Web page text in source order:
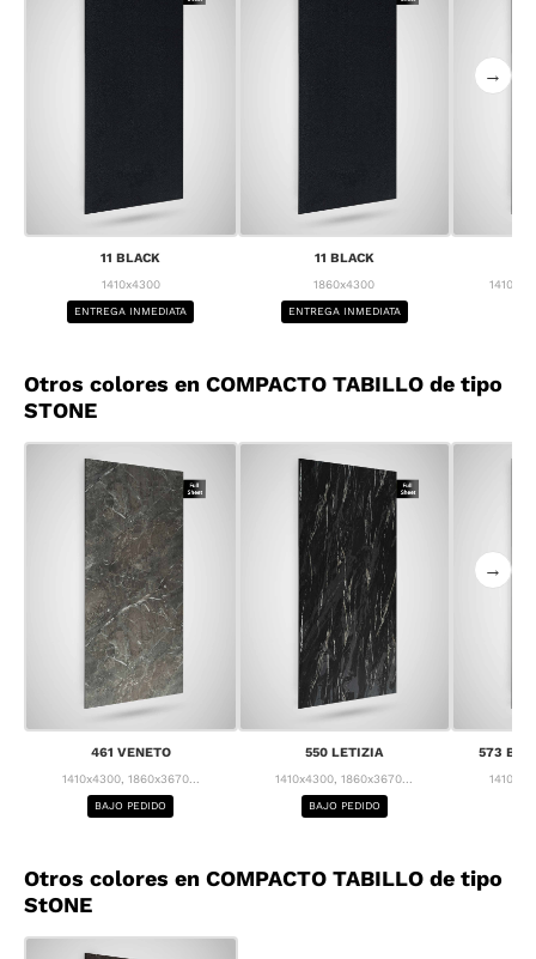
11 BLACK
1410x4300
ENTREGA INMEDIATA
11 BLACK
1860x4300
ENTREGA INMEDIATA
→
Otros colores en COMPACTO TABILLO de tipo
STONE
461 VENETO
1410x4300, 1860x3670...
BAJO PEDIDO
550 LETIZIA
1410x4300, 1860x3670...
BAJO PEDIDO
573
→
Otros colores en COMPACTO TABILLO de tipo
StONE